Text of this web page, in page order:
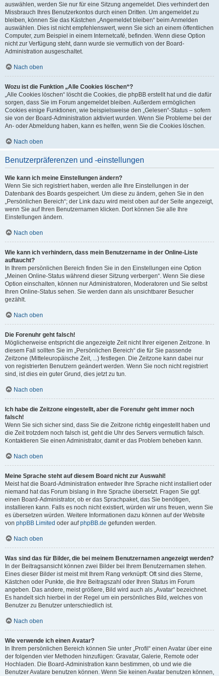
auswählen, werden Sie nur für eine Sitzung angemeldet. Dies verhindert den
Missbrauch Ihres Benutzerkontos durch einen Dritten. Um angemeldet zu
bleiben, können Sie das Kästchen „Angemeldet bleiben“ beim Anmelden
auswählen. Dies ist nicht empfehlenswert, wenn Sie sich an einem öffentlichen
Computer, zum Beispiel in einem Internetcafé, befinden. Wenn diese Option
nicht zur Verfügung steht, dann wurde sie vermutlich von der Board-
Administration ausgeschaltet.
Nach oben
Wozu ist die Funktion „Alle Cookies löschen“?
„Alle Cookies löschen“ löscht die Cookies, die phpBB erstellt hat und die dafür
sorgen, dass Sie im Forum angemeldet bleiben. Außerdem ermöglichen
Cookies einige Funktionen, wie beispielsweise den „Gelesen“-Status – sofern
sie von der Board-Administration aktiviert wurden. Wenn Sie Probleme bei der
An- oder Abmeldung haben, kann es helfen, wenn Sie die Cookies löschen.
Nach oben
Benutzerpräferenzen und -einstellungen
Wie kann ich meine Einstellungen ändern?
Wenn Sie sich registriert haben, werden alle Ihre Einstellungen in der
Datenbank des Boards gespeichert. Um diese zu ändern, gehen Sie in den
„Persönlichen Bereich“; der Link dazu wird meist oben auf der Seite angezeigt,
wenn Sie auf Ihren Benutzernamen klicken. Dort können Sie alle Ihre
Einstellungen ändern.
Nach oben
Wie kann ich verhindern, dass mein Benutzername in der Online-Liste
auftaucht?
In Ihrem persönlichen Bereich finden Sie in den Einstellungen eine Option
„Meinen Online-Status während dieser Sitzung verbergen“. Wenn Sie diese
Option einschalten, können nur Administratoren, Moderatoren und Sie selbst
Ihren Online-Status sehen. Sie werden dann als unsichtbarer Besucher
gezählt.
Nach oben
Die Forenuhr geht falsch!
Möglicherweise entspricht die angezeigte Zeit nicht Ihrer eigenen Zeitzone. In
diesem Fall sollten Sie im „Persönlichen Bereich“ die für Sie passende
Zeitzone (Mitteleuropäische Zeit, ...) festlegen. Die Zeitzone kann dabei nur
von registrierten Benutzern geändert werden. Wenn Sie noch nicht registriert
sind, ist dies ein guter Grund, dies jetzt zu tun.
Nach oben
Ich habe die Zeitzone eingestellt, aber die Forenuhr geht immer noch
falsch!
Wenn Sie sich sicher sind, dass Sie die Zeitzone richtig eingestellt haben und
die Zeit trotzdem noch falsch ist, geht die Uhr des Servers vermutlich falsch.
Kontaktieren Sie einen Administrator, damit er das Problem beheben kann.
Nach oben
Meine Sprache steht auf diesem Board nicht zur Auswahl!
Meist hat die Board-Administration entweder Ihre Sprache nicht installiert oder
niemand hat das Forum bislang in Ihre Sprache übersetzt. Fragen Sie ggf.
einen Board-Administrator, ob er das Sprachpaket, das Sie benötigen,
installieren kann. Falls es noch nicht existiert, würden wir uns freuen, wenn Sie
es übersetzen würden. Weitere Informationen dazu können auf der Website
von phpBB Limited oder aufphpBB.de gefunden werden.
Nach oben
Was sind das für Bilder, die bei meinem Benutzernamen angezeigt werden?
In der Beitragsansicht können zwei Bilder bei Ihrem Benutzernamen stehen.
Eines dieser Bilder ist meist mit Ihrem Rang verknüpft: Oft sind dies Sterne,
Kästchen oder Punkte, die Ihre Beitragszahl oder Ihren Status im Forum
angeben. Das andere, meist größere, Bild wird auch als „Avatar“ bezeichnet.
Es handelt sich hierbei in der Regel um ein persönliches Bild, welches von
Benutzer zu Benutzer unterschiedlich ist.
Nach oben
Wie verwende ich einen Avatar?
In Ihrem persönlichen Bereich können Sie unter „Profil“ einen Avatar über eine
der folgenden vier Methoden hinzufügen: Gravatar, Galerie, Remote oder
Hochladen. Die Board-Administration kann bestimmen, ob und wie die
Benutzer Avatare benutzen können. Wenn Sie keinen Avatar benutzen können,